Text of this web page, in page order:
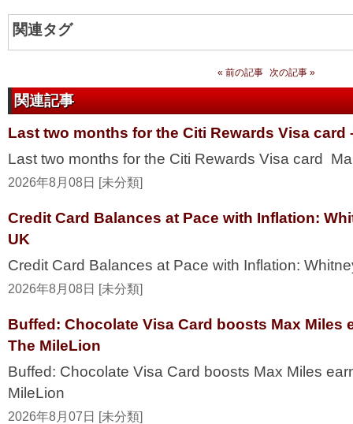
関連タグ
« 前の記事 次の記事 »
関連記事
Last two months for the Citi Rewards Visa card
Last two months for the Citi Rewards Visa card
2026年8月08日 [未分類]
Credit Card Balances at Pace with Inflation:
UK
Credit Card Balances at Pace with Inflation:
2026年8月08日 [未分類]
Buffed: Chocolate Visa Card boosts Max Miles
The MileLion
Buffed: Chocolate Visa Card boosts Max Miles
MileLion
2026年8月07日 [未分類]